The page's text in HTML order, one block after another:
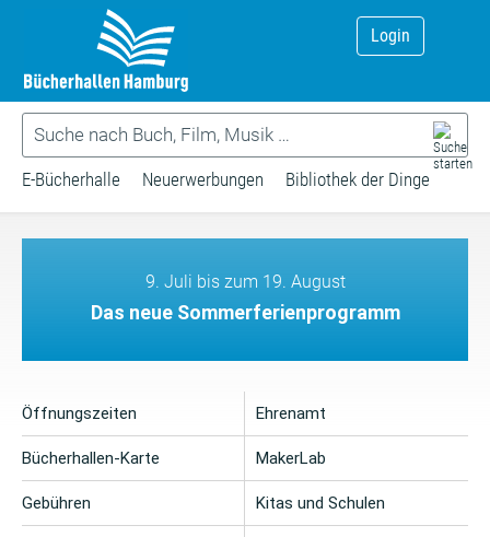
Login
E-Bücherhalle Neuerwerbungen Bibliothek der Dinge
9. Juli bis zum 19. August
Das neue Sommerferienprogramm
Öffnungszeiten
Bücherhallen-Karte
Gebühren
Ehrenamt
MakerLab
Kitas und Schulen